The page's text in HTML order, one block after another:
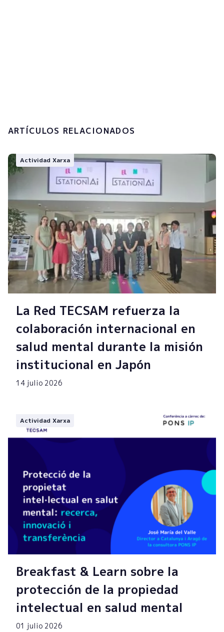
ARTÍCULOS RELACIONADOS
Actividad Xarxa
La Red TECSAM refuerza la
colaboración internacional en
salud mental durante la misión
institucional en Japón
14 julio 2026
Actividad Xarxa
Breakfast & Learn sobre la
protección de la propiedad
intelectual en salud mental
01 julio 2026